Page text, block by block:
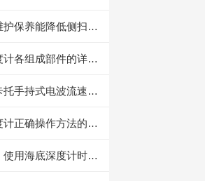
合理的维护保养能降低侧扫声纳的故障率
海底深度计各组成部件的详细功能特点分享
浅述德卡托手持式电波流速仪的常见故障解决方法
海底高度计正确操作方法的详细说明
注意了！使用海底深度计时需要注意这些事项